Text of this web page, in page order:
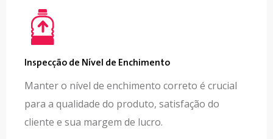
Inspecção de Nível de Enchimento
Manter o nível de enchimento correto é crucial
para a qualidade do produto, satisfação do
cliente e sua margem de lucro.